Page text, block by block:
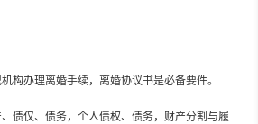
构办理离婚手续，离婚协议书是必备要件。
债仅、债务，个人债权、债务，财产分割与履